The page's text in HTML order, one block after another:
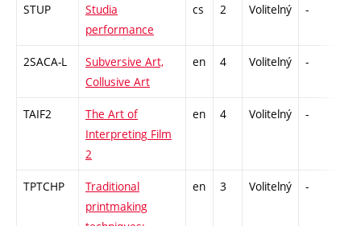
STUP
Studia
performance
cs 2 Volitelný -
2SACA-L
Subversive Art,
Collusive Art
en 4 Volitelný -
TAIF2
The Art of
Interpreting Film
2
en 4 Volitelný -
TPTCHP
Traditional
printmaking
en 3 Volitelný -